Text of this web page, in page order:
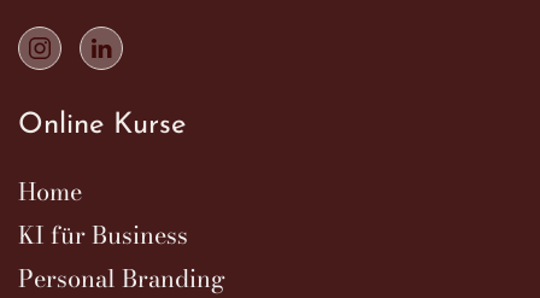
Online Kurse
Home
KI für Business
Personal Branding